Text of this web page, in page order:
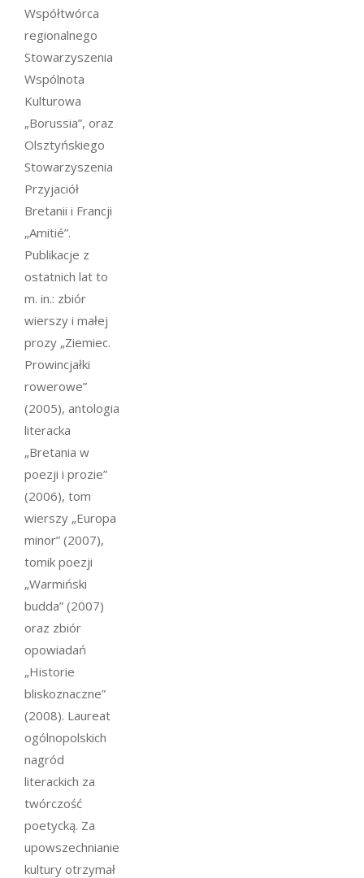
Współtwórca
regionalnego
Stowarzyszenia
Wspólnota
Kulturowa
„Borussia”, oraz
Olsztyńskiego
Stowarzyszenia
Przyjaciół
Bretanii i Francji
„Amitié”.
Publikacje z
ostatnich lat to
m. in.: zbiór
wierszy i małej
prozy „Ziemiec.
Prowincjałki
rowerowe”
(2005), antologia
literacka
„Bretania w
poezji i prozie”
(2006), tom
wierszy „Europa
minor” (2007),
tomik poezji
„Warmiński
budda” (2007)
oraz zbiór
opowiadań
„Historie
bliskoznaczne”
(2008). Laureat
ogólnopolskich
nagród
literackich za
twórczość
poetycką. Za
upowszechnianie
kultury otrzymał